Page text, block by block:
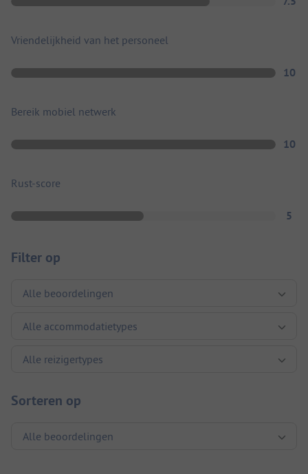
Vriendelijkheid van het personeel
10
Bereik mobiel netwerk
10
Rust-score
5
Filter op
Sorteren op